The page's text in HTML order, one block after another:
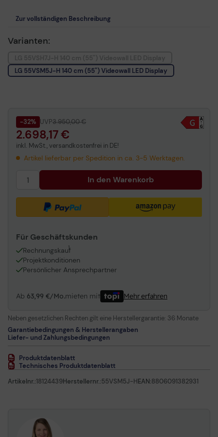
Zur vollständigen Beschreibung
Varianten:
LG 55VSM5J-H 140 cm (55") Videowall LED Display
-32% UVP3.950,00 €
2.698,17 €
inkl. MwSt., versandkostenfrei in DE!
Artikel lieferbar per Spedition in ca. 3-5 Werktagen.
In den Warenkorb
Für Geschäftskunden
Rechnungskauf
1
Projektkonditionen
Persönlicher Ansprechpartner
Ab 63,99 €/Mo.mieten mit Mehr erfahren
Neben gesetzlichen Rechten gilt eine Herstellergarantie: 36 Monate
Garantiebedingungen & Herstellerangaben
Liefer- und Zahlungsbedingungen
Produktdatenblatt
Technisches Produktdatenblatt
Artikelnr.:18124439Herstellernr.:55VSM5J-HEAN:8806091382931